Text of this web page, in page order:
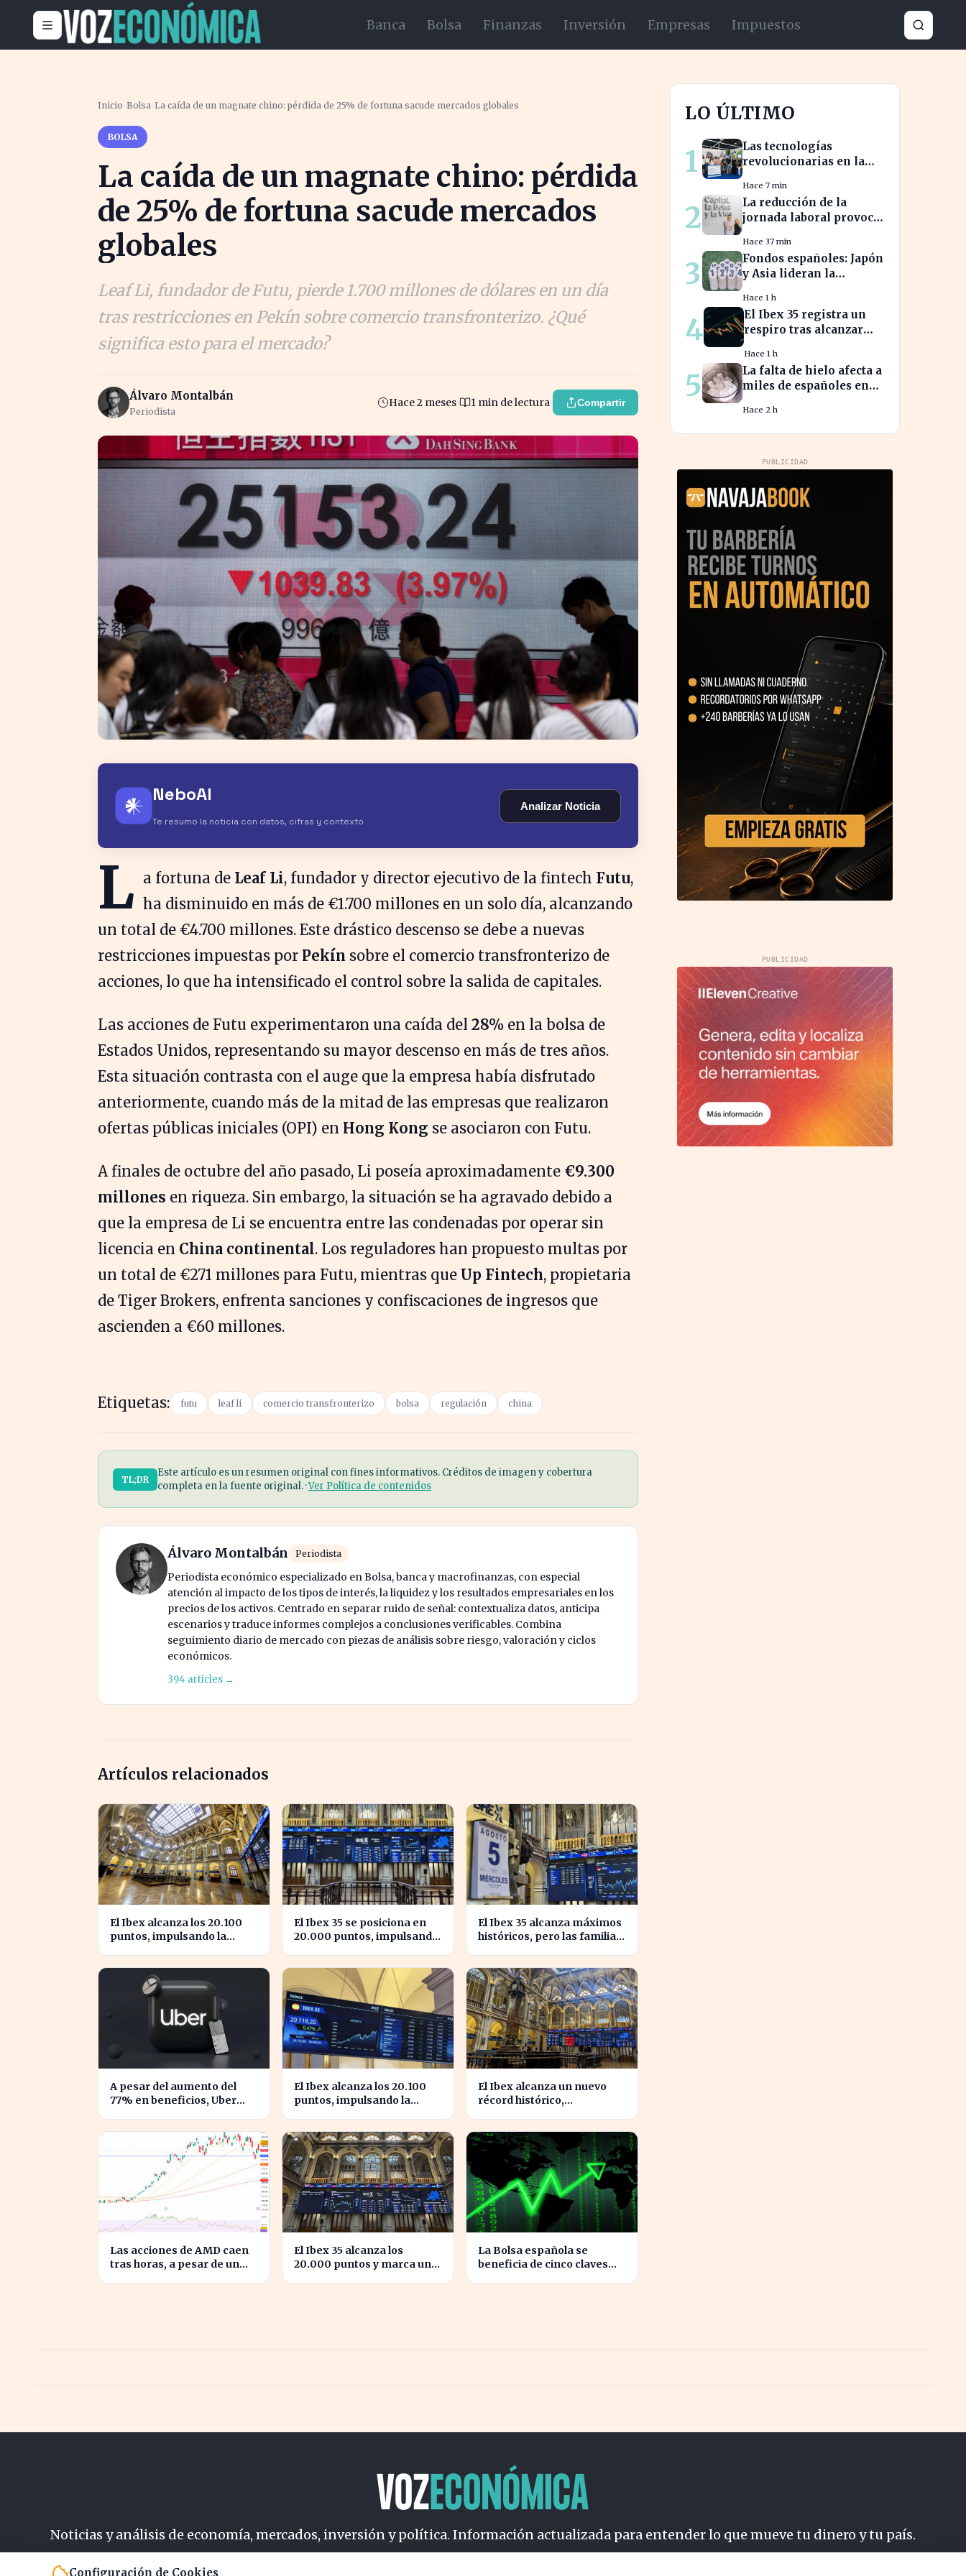
Banca Bolsa Finanzas Inversión Empresas Impuestos
Inicio ›Bolsa›La caída de un magnate chino: pérdida de 25% de fortuna sacude mercados globales
BOLSA
La caída de un magnate chino: pérdida
de 25% de fortuna sacude mercados
globales
Leaf Li, fundador de Futu, pierde 1.700 millones de dólares en un día
tras restricciones en Pekín sobre comercio transfronterizo. ¿Qué
significa esto para el mercado?
Álvaro Montalbán
Periodista
Hace 2 meses 1 min de lectura Compartir
𒀭 NeboAI
Te resumo la noticia con datos, cifras y contexto
Analizar Noticia
L a fortuna de Leaf Li, fundador y director ejecutivo de la fintech Futu,
ha disminuido en más de €1.700 millones en un solo día, alcanzando
un total de €4.700 millones. Este drástico descenso se debe a nuevas
restricciones impuestas por Pekín sobre el comercio transfronterizo de
acciones, lo que ha intensificado el control sobre la salida de capitales.
Las acciones de Futu experimentaron una caída del 28% en la bolsa de
Estados Unidos, representando su mayor descenso en más de tres años.
Esta situación contrasta con el auge que la empresa había disfrutado
anteriormente, cuando más de la mitad de las empresas que realizaron
ofertas públicas iniciales (OPI) en Hong Kong se asociaron con Futu.
A finales de octubre del año pasado, Li poseía aproximadamente €9.300
millones en riqueza. Sin embargo, la situación se ha agravado debido a
que la empresa de Li se encuentra entre las condenadas por operar sin
licencia en China continental. Los reguladores han propuesto multas por
un total de €271 millones para Futu, mientras que Up Fintech, propietaria
de Tiger Brokers, enfrenta sanciones y confiscaciones de ingresos que
ascienden a €60 millones.
Etiquetas: futu leaf li comercio transfronterizo bolsa regulación china
TL;DR
Este artículo es un resumen original con fines informativos. Créditos de imagen y cobertura
completa en la fuente original. ·Ver Política de contenidos
Álvaro Montalbán Periodista
Periodista económico especializado en Bolsa, banca y macrofinanzas, con especial
atención al impacto de los tipos de interés, la liquidez y los resultados empresariales en los
precios de los activos. Centrado en separar ruido de señal: contextualiza datos, anticipa
escenarios y traduce informes complejos a conclusiones verificables. Combina
seguimiento diario de mercado con piezas de análisis sobre riesgo, valoración y ciclos
económicos.
394 articles →
Artículos relacionados
El Ibex alcanza los 20.100
puntos, impulsando la
El Ibex 35 se posiciona en
20.000 puntos, impulsando
El Ibex 35 alcanza máximos
históricos, pero las familias
A pesar del aumento del
77% en beneficios, Uber
El Ibex alcanza los 20.100
puntos, impulsando la
El Ibex alcanza un nuevo
récord histórico,
Las acciones de AMD caen
tras horas, a pesar de un
El Ibex 35 alcanza los
20.000 puntos y marca un
La Bolsa española se
beneficia de cinco claves
LO ÚLTIMO
1
Las tecnologías
revolucionarias en la
cambiar el futuro
empresarial en Asturias
Hace 7 min
2
La reducción de la
jornada laboral provoca
productividad española
Hace 37 min
3
Fondos españoles: Japón
y Asia lideran la
semestre de IA en 2026
Hace 1 h
4
El Ibex 35 registra un
respiro tras alcanzar
cotización
Hace 1 h
5
La falta de hielo afecta a
miles de españoles en
Hace 2 h
PUBLICIDAD
PUBLICIDAD
Noticias y análisis de economía, mercados, inversión y política. Información actualizada para entender lo que mueve tu dinero y tu país.
Configuración de Cookies